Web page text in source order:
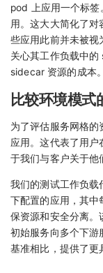
pod 上应用一个标
用。这大大简化了
些应用此前并未被视
关心其工作负载中
sidecar 资源的成本。
比较环境模式
为了评估服务网格的
应用。这代表了用
于我们与客户关于他
我们的测试工作负
下配置的应用，其中
保资源和安全分离
初始服务向多个下游
基准相比，提供了更